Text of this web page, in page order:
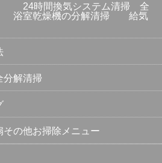
時間換気システム清掃 全
乾燥機の分解清掃 給気
分解清掃
その他お掃除メニュー